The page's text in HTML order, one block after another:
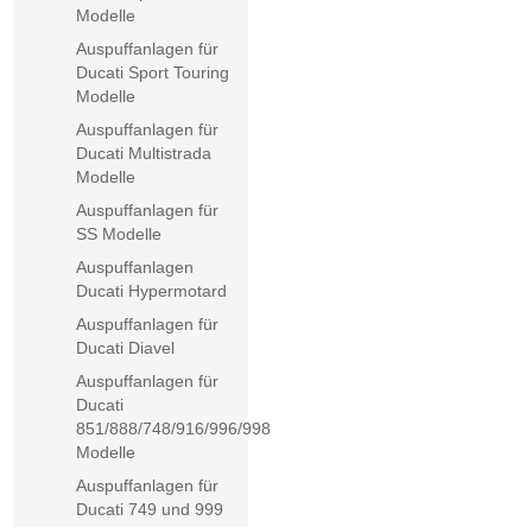
Modelle
Auspuffanlagen für
Ducati Sport Touring
Modelle
Auspuffanlagen für
Ducati Multistrada
Modelle
Auspuffanlagen für
SS Modelle
Auspuffanlagen
Ducati Hypermotard
Auspuffanlagen für
Ducati Diavel
Auspuffanlagen für
Ducati
851/888/748/916/996/998
Modelle
Auspuffanlagen für
Ducati 749 und 999